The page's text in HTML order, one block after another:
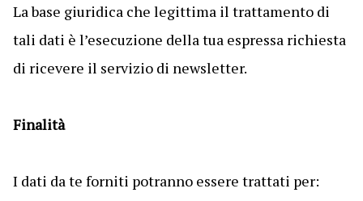
La base giuridica che legittima il trattamento di
tali dati è l’esecuzione della tua espressa richiesta
di ricevere il servizio di newsletter.
Finalità
I dati da te forniti potranno essere trattati per: